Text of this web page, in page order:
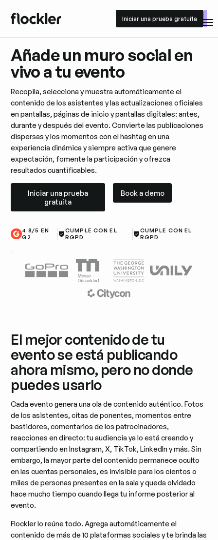
Iniciar una prueba gratuita
Iniciar una prueba gratuita
Añade un muro social en
vivo a tu evento
Recopila, selecciona y muestra automáticamente el
contenido de los asistentes y las actualizaciones oficiales
en pantallas, páginas de inicio y pantallas digitales: antes,
durante y después del evento. Convierte las publicaciones
dispersas y los momentos con el hashtag en una
experiencia dinámica y siempre activa que genere
expectación, fomente la participación y ofrezca
resultados cuantificables.
Iniciar una prueba
gratuita
Book a demo
4.8/5 EN
G2
CUMPLE CON EL
RGPD
CUMPLE CON EL
RGPD
El mejor contenido de tu
evento se está publicando
ahora mismo, pero no donde
puedes usarlo
Cada evento genera una ola de contenido auténtico. Fotos
de los asistentes, citas de ponentes, momentos entre
bastidores, comentarios de los patrocinadores,
reacciones en directo: tu audiencia ya lo está creando y
compartiendo en Instagram, X, TikTok, LinkedIn y más. Sin
embargo, la mayor parte del contenido permanece oculto
en las cuentas personales, es invisible para los cientos o
miles de personas presentes en la sala y queda olvidado
hace mucho tiempo cuando llega tu informe posterior al
evento.
Flockler lo reúne todo. Agrega automáticamente el
contenido de más de 10 plataformas sociales y te brinda las